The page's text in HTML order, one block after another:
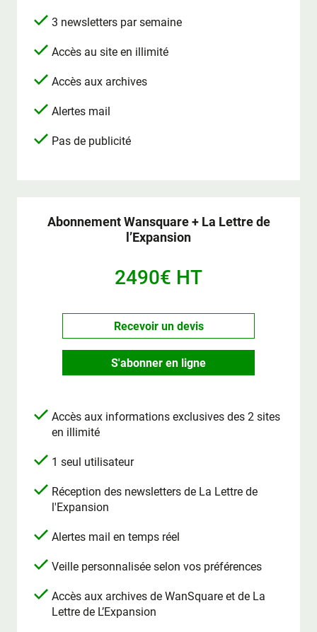
3 newsletters par semaine
Accès au site en illimité
Accès aux archives
Alertes mail
Pas de publicité
Abonnement Wansquare + La Lettre de
l’Expansion
2490€ HT
Recevoir un devis
S'abonner en ligne
Accès aux informations exclusives des 2 sites
en illimité
1 seul utilisateur
Réception des newsletters de La Lettre de
l'Expansion
Alertes mail en temps réel
Veille personnalisée selon vos préférences
Accès aux archives de WanSquare et de La
Lettre de L’Expansion